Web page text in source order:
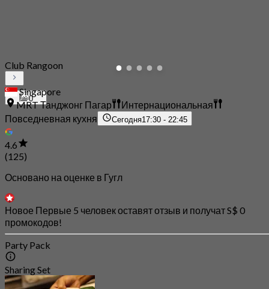
0
Club Rangoon
Singapore
MRT Танджонг Пагар
Интернациональная
Повседневная кухня
Сегодня17:30 - 22:45
4.6
(125)
Основано на оценке в Гугл
Новое Первые 5 человек оставят отзыв и получат S$ 0
промокодов!
Party Pack
Sharing Set